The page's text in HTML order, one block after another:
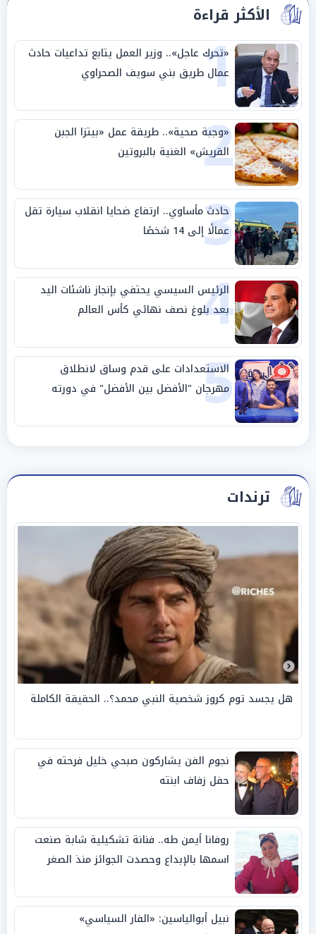
الأكثر قراءة
1
«تحرك عاجل».. وزير العمل يتابع تداعيات حادث
عمال طريق بني سويف الصحراوي
2
«وجبة صحية».. طريقة عمل «بيتزا الجبن
القريش» الغنية بالبروتين
3
حادث مأساوي.. ارتفاع ضحايا انقلاب سيارة تقل
عمالًا إلى 14 شخصًا
4
الرئيس السيسي يحتفي بإنجاز ناشئات اليد
بعد بلوغ نصف نهائي كأس العالم
5
الاستعدادات على قدم وساق لانطلاق
مهرجان "الأفضل بين الأفضل" في دورته
الخامسة
ترندات
هل يجسد توم كروز شخصية النبي محمد؟.. الحقيقة الكاملة
نجوم الفن يشاركون صبحي خليل فرحته في
حفل زفاف ابنته
روفانا أيمن طه.. فنانة تشكيلية شابة صنعت
اسمها بالإبداع وحصدت الجوائز منذ الصغر
نبيل أبوالياسين: «الفار السياسي»